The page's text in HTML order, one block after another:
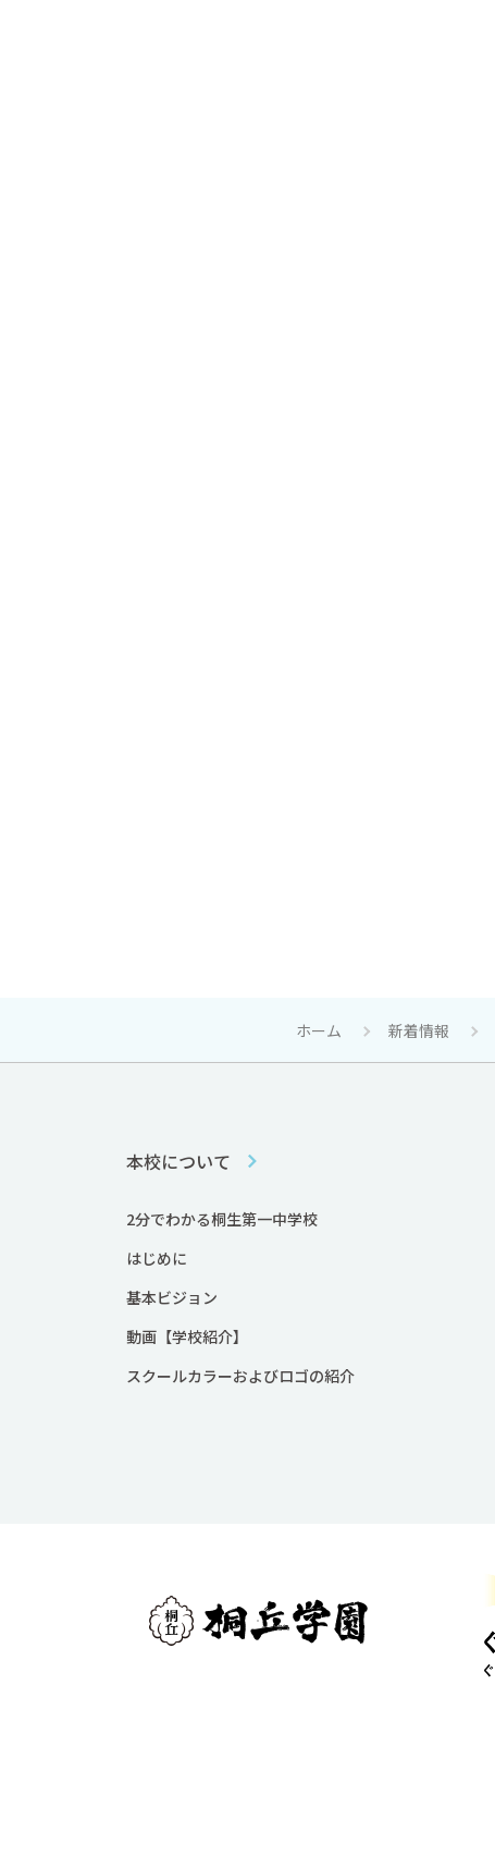
ホーム 新着情報
本校について
2分でわかる桐生第一中学校
はじめに
基本ビジョン
動画【学校紹介】
スクールカラーおよびロゴの紹介